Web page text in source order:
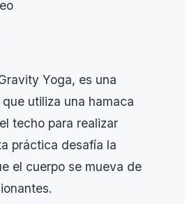
Yoga, es una
utiliza una hamaca
techo para realizar
práctica desafía la
el cuerpo se mueva de